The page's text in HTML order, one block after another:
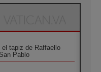
el tapiz de Raffaello
Pablo